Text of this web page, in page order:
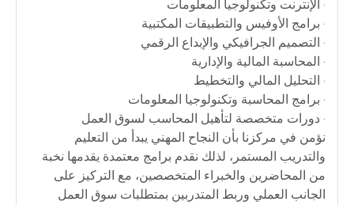
• الإنترنت وتكنولوجيا المعلومات
• برامج الأوفيس والتطبيقات المكتبية
• التصميم الجرافيكي والإبداع الرقمي
• المحاسبة المالية والإدارية
• التحليل المالي والتخطيط
• برامج المحاسبة وتكنولوجيا المعلومات
• دورات متخصصة لتأهيل المحاسب لسوق العمل
نؤمن في مركزنا بأن النجاح المهني يبدأ من التعليم
والتدريب المستمر، لذلك نقدم برامج معتمدة يقدمها نخبة
من المحاضرين والخبراء المتخصصين، مع التركيز على
الجانب العملي وربط المتدربين بمتطلبات سوق العمل